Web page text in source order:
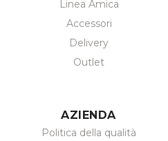
Linea Amica
Accessori
Delivery
Outlet
AZIENDA
Politica della qualità